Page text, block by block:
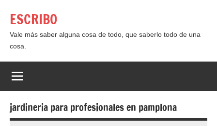
contenido
ESCRIBO
Vale más saber alguna cosa de todo, que saberlo todo de una
cosa.
jardineria para profesionales en pamplona